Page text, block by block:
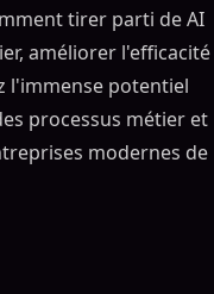
tirer parti de AI
améliorer l'efficacité
l'immense potentiel
processus métier et
modernes de